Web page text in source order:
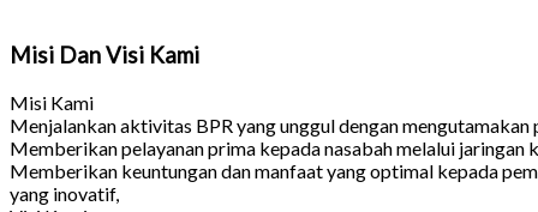
Misi Dan Visi Kami
Misi Kami
Menjalankan aktivitas BPR yang unggul dengan
Memberikan pelayanan prima kepada nasabah melalui jaringan
Memberikan keuntungan dan manfaat yang optimal kepada
yang inovatif,